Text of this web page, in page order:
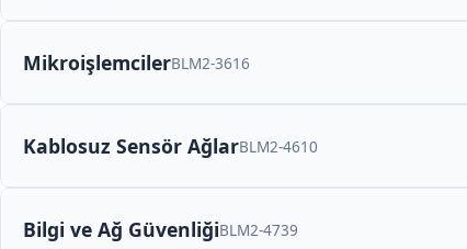
MikroişlemcilerBLM2-3616
Kablosuz Sensör AğlarBLM2-4610
Bilgi ve Ağ GüvenliğiBLM2-4739